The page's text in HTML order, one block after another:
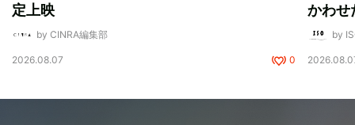
定上映
by CINRA編集部
2026.08.07 0
かわせ
by